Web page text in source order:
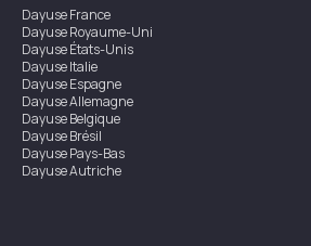
DayuseFrance
DayuseRoyaume-Uni
DayuseÉtats-Unis
DayuseItalie
DayuseEspagne
DayuseAllemagne
DayuseBelgique
DayuseBrésil
DayusePays-Bas
DayuseAutriche